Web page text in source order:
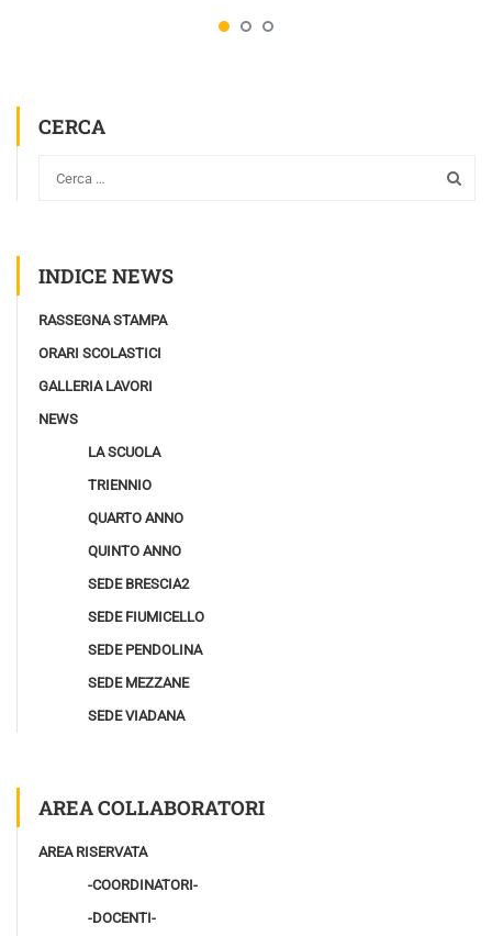
CERCA
INDICE NEWS
RASSEGNA STAMPA
ORARI SCOLASTICI
GALLERIA LAVORI
NEWS
LA SCUOLA
TRIENNIO
QUARTO ANNO
QUINTO ANNO
SEDE BRESCIA2
SEDE FIUMICELLO
SEDE PENDOLINA
SEDE MEZZANE
SEDE VIADANA
AREA COLLABORATORI
AREA RISERVATA
-COORDINATORI-
-DOCENTI-